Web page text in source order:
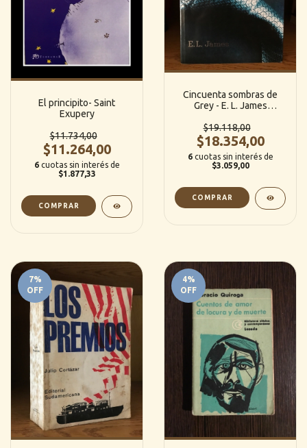
El principito- Saint
Exupery
$11.734,00
$11.264,00
6 cuotas sin interés de
$1.877,33
Cincuenta sombras de
Grey - E. L. James
$19.118,00
$18.354,00
6 cuotas sin interés de
$3.059,00
7%
OFF
4%
OFF